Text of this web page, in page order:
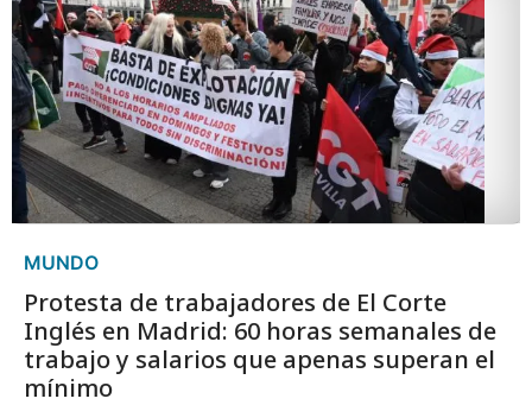
MUNDO
Protesta de trabajadores de El Corte
Inglés en Madrid: 60 horas semanales de
trabajo y salarios que apenas superan el
mínimo